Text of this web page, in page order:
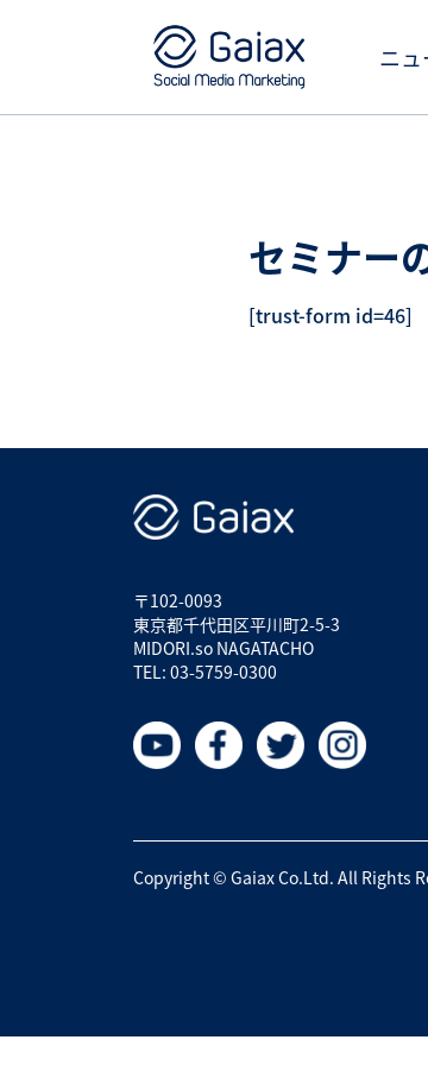
ニュ
セミナー
[trust-form id=46]
〒102-0093
東京都千代田区平川町2-5-3
MIDORI.so NAGATACHO
TEL: 03-5759-0300
Copyright © Gaiax Co.Ltd. All Rights